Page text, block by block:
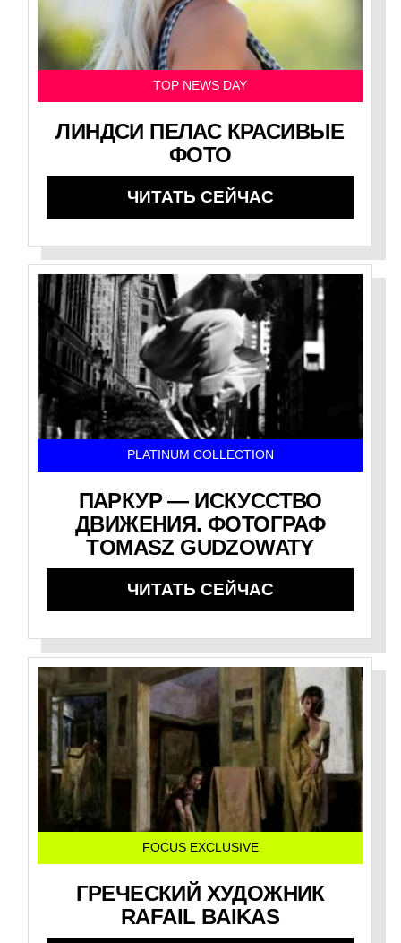
TOP NEWS DAY
ЛИНДСИ ПЕЛАС КРАСИВЫЕ
ФОТО
ЧИТАТЬ СЕЙЧАС
PLATINUM COLLECTION
ПАРКУР — ИСКУССТВО
ДВИЖЕНИЯ. ФОТОГРАФ
TOMASZ GUDZOWATY
ЧИТАТЬ СЕЙЧАС
FOCUS EXCLUSIVE
ГРЕЧЕСКИЙ ХУДОЖНИК
RAFAIL BAIKAS